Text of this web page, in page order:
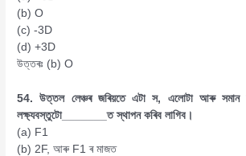
(b) O
(c) -3D
(d) +3D
উত্তৰঃ (b) O
54. উত্তল লেঞ্চৰ জৰিয়তে এটা স, এলোটা আৰু সমান
লক্ষ্যবস্তুটো_______ত স্থাপন কৰিব লাগিব।
(a) F1
(b) 2F, আৰু F1 ৰ মাজত